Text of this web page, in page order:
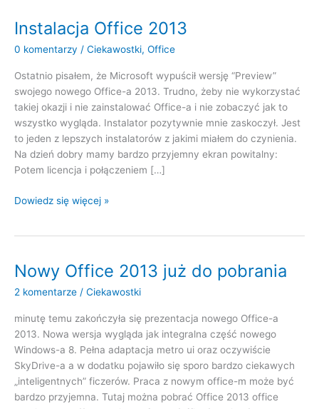
Instalacja Office 2013
0 komentarzy / Ciekawostki, Office
Ostatnio pisałem, że Microsoft wypuścił wersję “Preview”
swojego nowego Office-a 2013. Trudno, żeby nie wykorzystać
takiej okazji i nie zainstalować Office-a i nie zobaczyć jak to
wszystko wygląda. Instalator pozytywnie mnie zaskoczył. Jest
to jeden z lepszych instalatorów z jakimi miałem do czynienia.
Na dzień dobry mamy bardzo przyjemny ekran powitalny:
Potem licencja i połączeniem […]
Instalacja
Dowiedz się więcej »
Nowy Office 2013 już do pobrania
2 komentarze / Ciekawostki
minutę temu zakończyła się prezentacja nowego Office-a
2013. Nowa wersja wygląda jak integralna część nowego
Windows-a 8. Pełna adaptacja metro ui oraz oczywiście
SkyDrive-a a w dodatku pojawiło się sporo bardzo ciekawych
„inteligentnych” ficzerów. Praca z nowym office-m może być
bardzo przyjemna. Tutaj można pobrać Office 2013 office